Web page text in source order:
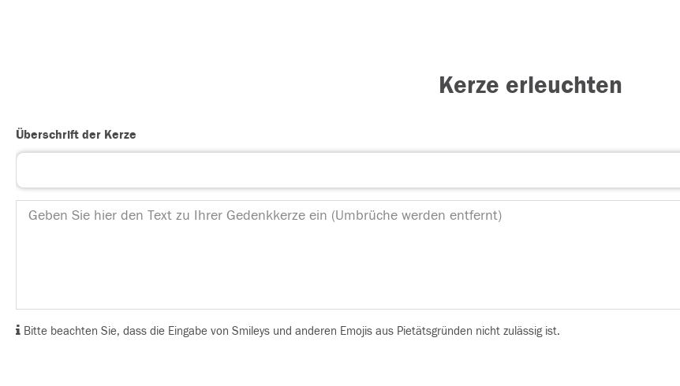
Kerze erleuchten
Überschrift der Kerze
Bitte beachten Sie, dass die Eingabe von Smileys und anderen Emojis aus Pietätsgründen nicht zulässig ist.